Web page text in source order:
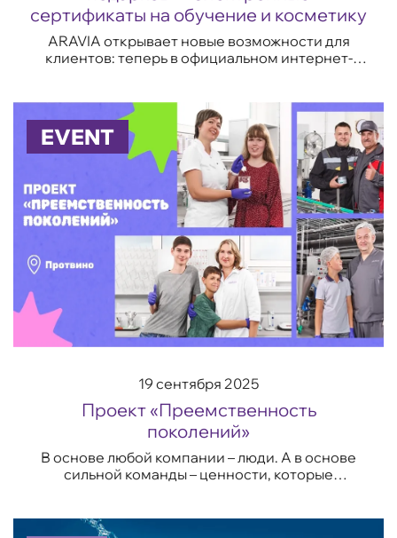
сертификаты на обучение и косметику
ARAVIA открывает новые возможности для
клиентов: теперь в официальном интернет-
косметики ...
EVENT
19 сентября 2025
Проект «Преемственность
поколений»
В основе любой компании – люди. А в основе
сильной команды – ценности, которые